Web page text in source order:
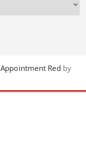
Appointment Red by